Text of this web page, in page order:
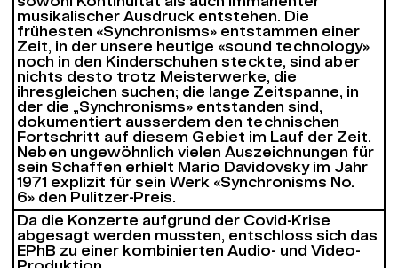
musikalischer Ausdruck entstehen. Die
frühesten «Synchronisms» entstammen einer
Zeit, in der unsere heutige «sound technology»
noch in den Kinderschuhen steckte, sind aber
nichts desto trotz Meisterwerke, die
ihresgleichen suchen; die lange Zeitspanne, in
der die „Synchronisms» entstanden sind,
dokumentiert ausserdem den technischen
Fortschritt auf diesem Gebiet im Lauf der Zeit.
Neben ungewöhnlich vielen Auszeichnungen für
sein Schaffen erhielt Mario Davidovsky im Jahr
1971 explizit für sein Werk «Synchronisms No.
6» den Pulitzer-Preis.
Da die Konzerte aufgrund der Covid-Krise
abgesagt werden mussten, entschloss sich das
EPhB zu einer kombinierten Audio- und Video-